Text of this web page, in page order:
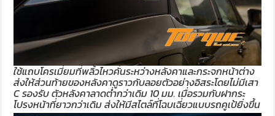
ใช้แถบโครเมี่ยมที่พลิ้วไหวคั่นระหว่างหลังคาและกระจกหน้าต่าง
ส่งให้ส่วนท้ายของหลังคาดูราวกับลอยตัวอย่างอิสระโดยไม่มีเสา
C รองรับ ตัวหลังคาลาดต่ำกว่าเดิม 10 มม. เมื่อรวมกับฝากระ
โปรงหน้าที่ยาวกว่าเดิม ส่งให้มีสไตล์ที่โฉบเฉี่ยวแบบรถคูเป้ยิ่งขึ้น